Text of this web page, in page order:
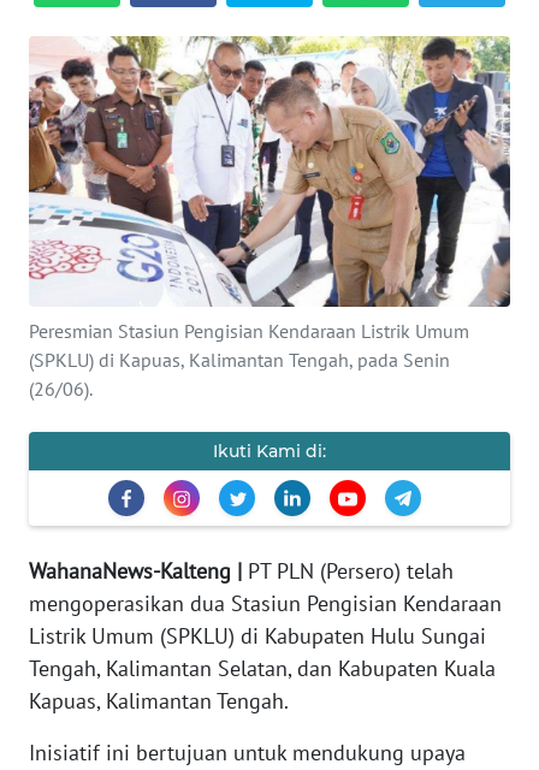
Peresmian Stasiun Pengisian Kendaraan Listrik Umum
(SPKLU) di Kapuas, Kalimantan Tengah, pada Senin
(26/06).
Ikuti Kami di:
WahanaNews-Kalteng | PT PLN (Persero) telah
mengoperasikan dua Stasiun Pengisian Kendaraan
Listrik Umum (SPKLU) di Kabupaten Hulu Sungai
Tengah, Kalimantan Selatan, dan Kabupaten Kuala
Kapuas, Kalimantan Tengah.
Inisiatif ini bertujuan untuk mendukung upaya
OPINI
Informasi
INDEKS
BERITA
KONTAK
KAMI
INFO
IKLAN
KAMI
PEDOMAN
MEDIA
REDAKSI
KARIR
DISCLAIMER